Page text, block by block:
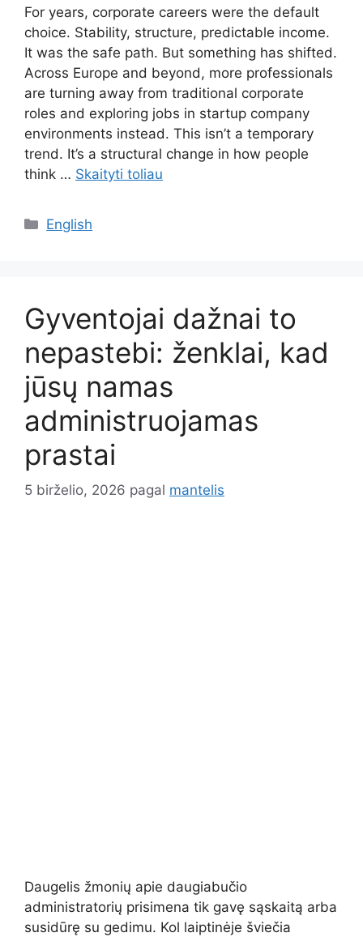
For years, corporate careers were the default
choice. Stability, structure, predictable income.
It was the safe path. But something has shifted.
Across Europe and beyond, more professionals
are turning away from traditional corporate
roles and exploring jobs in startup company
environments instead. This isn’t a temporary
trend. It’s a structural change in how people
think … Skaityti toliau
Kategorijos
English
Gyventojai dažnai to
nepastebi: ženklai, kad
jūsų namas
administruojamas
prastai
5 birželio, 2026 pagal mantelis
Daugelis žmonių apie daugiabučio
administratorių prisimena tik gavę sąskaitą arba
susidūrę su gedimu. Kol laiptinėje šviečia